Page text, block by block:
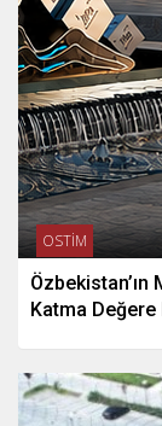
OSTİM
Katma